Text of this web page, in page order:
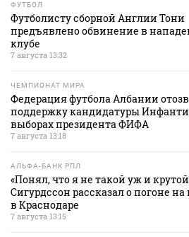
ФУТБОЛ
Футболисту сборной Англии Тони
предъявлено обвинение в
клубе
7 августа 13:32
ЧЕМПИОНАТ МИРА
Федерация футбола Албании
поддержку кандидатуры
выборах президента ФИФА
7 августа 13:18
АЛЬФА-БАНК РПЛ
«Понял, что я не такой уж и
Сигурдссон рассказал о погоне
в Краснодаре
7 августа 13:15